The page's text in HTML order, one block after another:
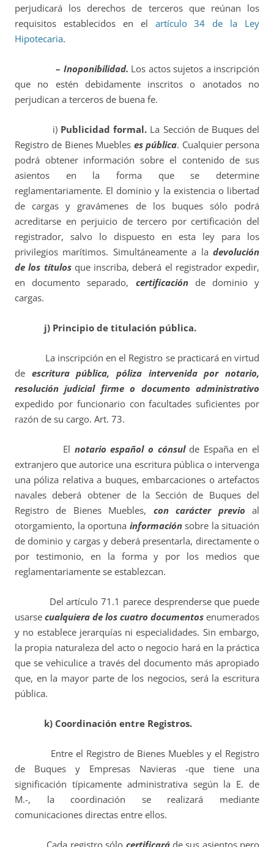
perjudicará los derechos de terceros que reúnan los
requisitos establecidos en el artículo 34 de la Ley
Hipotecaria.
– Inoponibilidad. Los actos sujetos a inscripción
que no estén debidamente inscritos o anotados no
perjudican a terceros de buena fe.
i) Publicidad formal. La Sección de Buques del
Registro de Bienes Muebles es pública. Cualquier persona
podrá obtener información sobre el contenido de sus
asientos en la forma que se determine
reglamentariamente. El dominio y la existencia o libertad
de cargas y gravámenes de los buques sólo podrá
acreditarse en perjuicio de tercero por certificación del
registrador, salvo lo dispuesto en esta ley para los
privilegios marítimos. Simultáneamente a la devolución
de los títulosque inscriba, deberá el registrador expedir,
en documento separado, certificaciónde dominio y
cargas.
j) Principio de titulación pública.
La inscripción en el Registro se practicará en virtud
de escritura pública, póliza intervenida por notario,
resolución judicial firme o documento administrativo
expedido por funcionario con facultades suficientes por
razón de su cargo. Art. 73.
El notario español o cónsulde España en el
extranjero que autorice una escritura pública o intervenga
una póliza relativa a buques, embarcaciones o artefactos
navales deberá obtener de la Sección de Buques del
Registro de Bienes Muebles, con carácter previo al
otorgamiento, la oportuna informaciónsobre la situación
de dominio y cargas y deberá presentarla, directamente o
por testimonio, en la forma y por los medios que
reglamentariamente se establezcan.
Del artículo 71.1 parece desprenderse que puede
usarse cualquiera de los cuatro documentos enumerados
y no establece jerarquías ni especialidades. Sin embargo,
la propia naturaleza del acto o negocio hará en la práctica
que se vehiculice a través del documento más apropiado
que, en la mayor parte de los negocios, será la escritura
pública.
k) Coordinación entre Registros.
Entre el Registro de Bienes Muebles y el Registro
de Buques y Empresas Navieras -que tiene una
significación típicamente administrativa según la E. de
M.-, la coordinación se realizará mediante
comunicaciones directas entre ellos.